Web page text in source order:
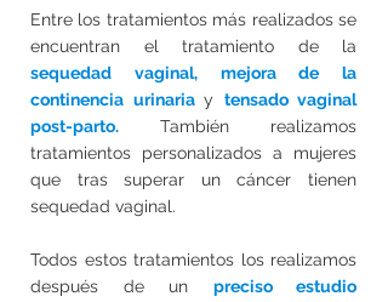
Entre los tratamientos más realizados se
encuentran el tratamiento de la
sequedad vaginal, mejora de la
continencia urinaria y tensado vaginal
post-parto. También realizamos
tratamientos personalizados a mujeres
que tras superar un cáncer tienen
sequedad vaginal.
Todos estos tratamientos los realizamos
después de un preciso estudio